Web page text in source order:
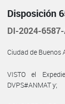
Disposición
DI-2024-
Ciudad de
VISTO el
DVPS#ANMAT y;